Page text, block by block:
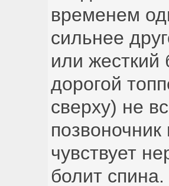
временем
сильнее
или жесткий
дорогой
сверху) не
чувствует
болит спина.